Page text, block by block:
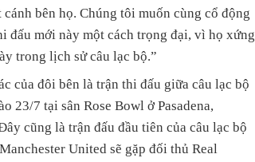
bên họ. Chúng tôi muốn cùng cổ động
đấu mới này một cách trọng đại, vì họ xứng
trong lịch sử câu lạc bộ.”
của đôi bên là trận thi đấu giữa câu lạc bộ
23/7 tại sân Rose Bowl ở Pasadena,
cũng là trận đấu đầu tiên của câu lạc bộ
United sẽ gặp đối thủ Real